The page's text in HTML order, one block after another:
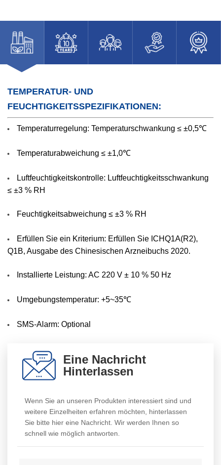
TEMPERATUR- UND
FEUCHTIGKEITSSPEZIFIKATIONEN:
Temperaturregelung: Temperaturschwankung ≤ ±0,5℃
Temperaturabweichung ≤ ±1,0℃
Luftfeuchtigkeitskontrolle: Luftfeuchtigkeitsschwankung
≤ ±3 % RH
Feuchtigkeitsabweichung ≤ ±3 % RH
Erfüllen Sie ein Kriterium: Erfüllen Sie ICHQ1A(R2),
Q1B, Ausgabe des Chinesischen Arzneibuchs 2020.
Installierte Leistung: AC 220 V ± 10 % 50 Hz
Umgebungstemperatur: +5~35℃
SMS-Alarm: Optional
Eine Nachricht
Hinterlassen
Wenn Sie an unseren Produkten interessiert sind und
weitere Einzelheiten erfahren möchten, hinterlassen
Sie bitte hier eine Nachricht. Wir werden Ihnen so
schnell wie möglich antworten.